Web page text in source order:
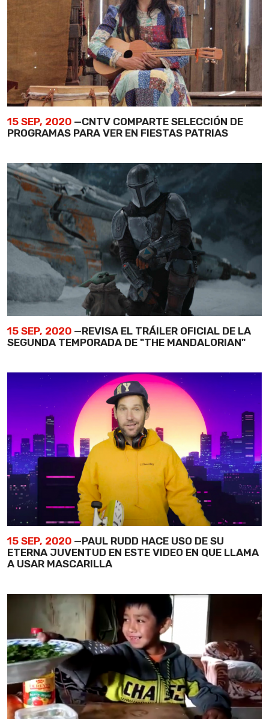
15 SEP, 2020 —CNTV COMPARTE SELECCIÓN DE
PROGRAMAS PARA VER EN FIESTAS PATRIAS
15 SEP, 2020 —REVISA EL TRÁILER OFICIAL DE LA
SEGUNDA TEMPORADA DE "THE MANDALORIAN"
15 SEP, 2020 —PAUL RUDD HACE USO DE SU
ETERNA JUVENTUD EN ESTE VIDEO EN QUE LLAMA
A USAR MASCARILLA